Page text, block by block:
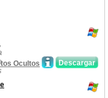
Descargar
Ocultos